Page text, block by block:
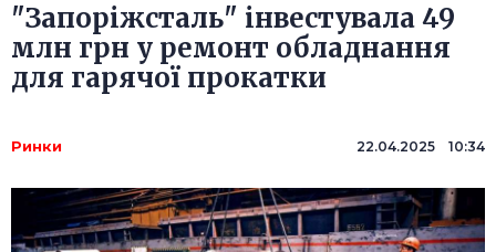
"Запоріжсталь" інвестувала 49
млн грн у ремонт обладнання
для гарячої прокатки
Ринки 22.04.2025 10:34